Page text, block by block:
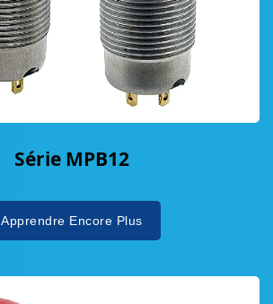
Série MPB12
Apprendre Encore Plus